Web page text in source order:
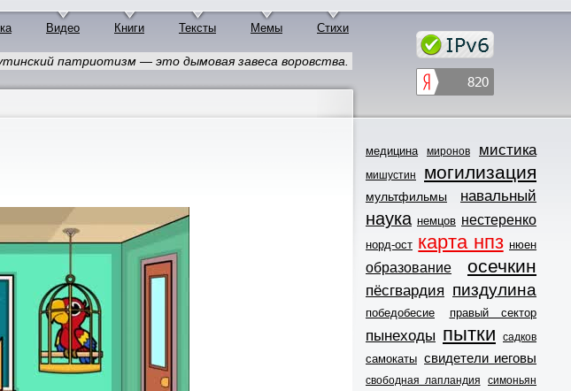
Видео Книги Тексты Мемы Стихи
патриотизм — это дымовая завеса воровства.
медицина миронов мистика
мишустин могилизация
мультфильмы навальный
наука немцов нестеренко
норд-ост карта нпз нюен
образование осечкин
пёсгвардия пиздулина
победобесие правый сектор
пынеходы пытки садков
самокаты свидетели иеговы
свободная лапландия симоньян